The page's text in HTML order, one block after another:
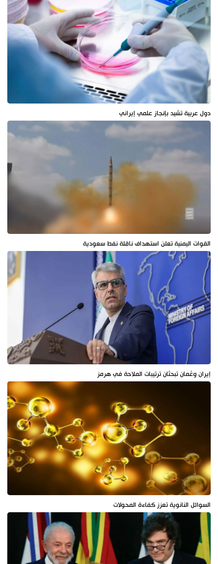
دول عربية تشيد بإنجاز علمي إيراني
القوات اليمنية تعلن استهداف ناقلة نفط سعودية
إيران وعُمان تبحثان ترتيبات الملاحة في هرمز
السوائل النانوية تعزز كفاءة المحولات